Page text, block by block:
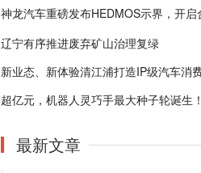
神龙汽车重磅发布HEDMOS示界，开启
新
辽宁有序推进废弃矿山治理复绿
新业态、新体验清江浦打造IP级汽车消
超亿元，机器人灵巧手最大种子轮诞生！
最新文章